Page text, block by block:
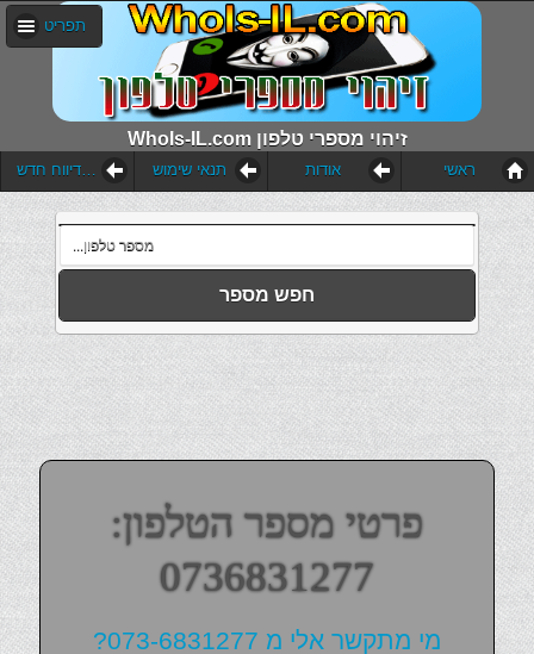
WhoIs-IL.com זיהוי מספרי טלפון
תפריט
הוסף דיווח חדש תנאי שימוש אודות ראשי
חפש מספר
פרטי מספר הטלפון:
0736831277
מי מתקשר אלי מ 073-6831277?